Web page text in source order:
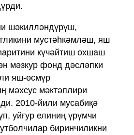
шәкилләндүрүш,
мустәһкәмләш, яш
күчәйтиш охшаш
мәзкур фонд дәсләпки
яш-өсмүр
мәхсус мәктәплири
2010-йили мусабиқә
уйғур елиниң үрүмчи
биринчиликни